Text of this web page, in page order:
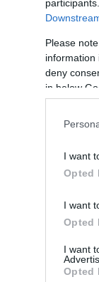
Please
information
deny
in below
I want
Opted
I want
Opted
I want
Opted
1:0-ás
angolok.
mobil applikációt
adományoddal a